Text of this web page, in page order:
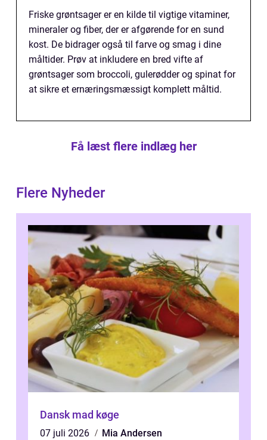
Friske grøntsager er en kilde til vigtige vitaminer,
mineraler og fiber, der er afgørende for en sund
kost. De bidrager også til farve og smag i dine
måltider. Prøv at inkludere en bred vifte af
grøntsager som broccoli, gulerødder og spinat for
at sikre et ernæringsmæssigt komplett måltid.
Få læst flere indlæg her
Flere Nyheder
Dansk mad køge
07 juli 2026
Mia Andersen